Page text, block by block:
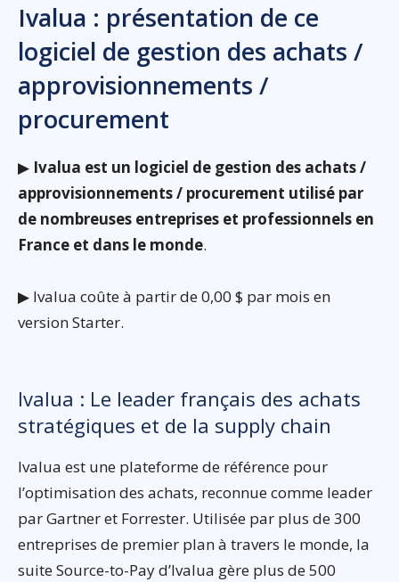
Ivalua : présentation de ce
logiciel de gestion des achats /
approvisionnements /
procurement
▶ Ivalua est un logiciel de gestion des achats /
approvisionnements / procurement utilisé par
de nombreuses entreprises et professionnels en
France et dans le monde.
▶ Ivalua coûte à partir de 0,00 $ par mois en
version Starter.
Ivalua : Le leader français des achats
stratégiques et de la supply chain
Ivalua est une plateforme de référence pour
l’optimisation des achats, reconnue comme leader
par Gartner et Forrester. Utilisée par plus de 300
entreprises de premier plan à travers le monde, la
suite Source-to-Pay d’Ivalua gère plus de 500